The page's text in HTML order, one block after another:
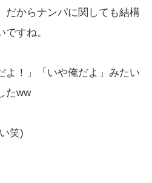
だからナンパに関しても結構
すね。
よ！」「いや俺だよ」みたい
たww
笑)